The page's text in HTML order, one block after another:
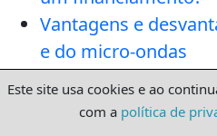
Vantagens e
e do micro-ondas
Venda de casa a
financiada?
Este site usa cookies e ao
com a política de